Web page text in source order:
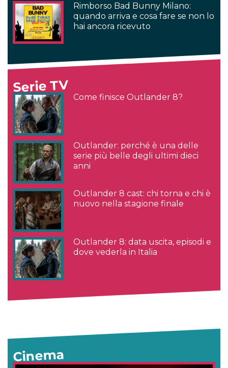
Rimborso Bad Bunny Milano:
quando arriva e cosa fare se non lo
hai ancora ricevuto
Serie TV
Come finisce Outlander 8?
Outlander: perché è una delle
serie più belle degli ultimi dieci
anni
Outlander 8 cast: chi torna e chi è
nuovo nella stagione finale
Outlander 8: data uscita, episodi e
dove vederla in Italia
Cinema